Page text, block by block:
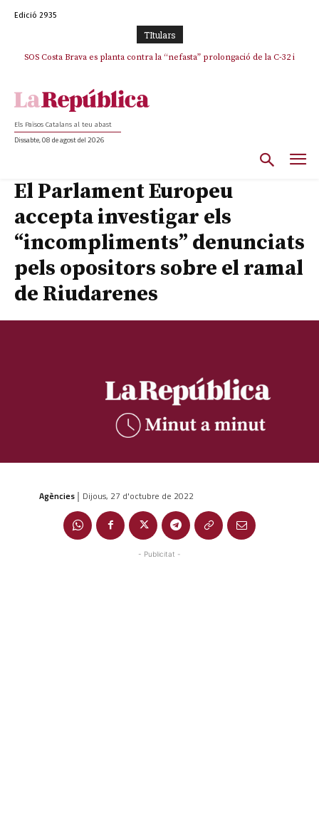
Edició 2935
TItulars
SOS Costa Brava es planta contra la “nefasta” prolongació de la C-32 i
Els Països Catalans al teu abast
Dissabte, 08 de agost del 2026
El Parlament Europeu
accepta investigar els
“incompliments” denunciats
pels opositors sobre el ramal
de Riudarenes
Agències | Dijous, 27 d'octubre de 2022
- Publicitat -